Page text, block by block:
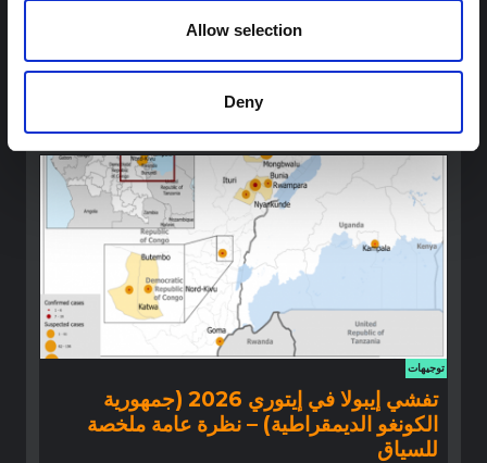
Allow selection
Deny
والسلوكية السابقة حول الإيبولا لتسليط الضوء على رؤى حرجة لجهود
توجيهات
تفشي إيبولا في إيتوري 2026 (جمهورية
الكونغو الديمقراطية) – نظرة عامة ملخصة
للسياق